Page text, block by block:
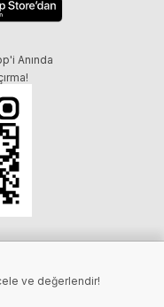
ve değerlendir!
Anında